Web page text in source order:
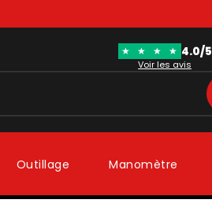
★ ★ ★ ★ 4.0/5
Voir les avis
Outillage Manomètre